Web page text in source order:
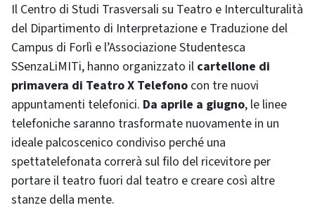
Il Centro di Studi Trasversali su Teatro e Interculturalità
del Dipartimento di Interpretazione e Traduzione del
Campus di Forlì e l’Associazione Studentesca
SSenzaLiMITi, hanno organizzato il cartellone di
primavera di Teatro X Telefono con tre nuovi
appuntamenti telefonici. Da aprile a giugno, le linee
telefoniche saranno trasformate nuovamente in un
ideale palcoscenico condiviso perché una
spettatelefonata correrà sul filo del ricevitore per
portare il teatro fuori dal teatro e creare così altre
stanze della mente.